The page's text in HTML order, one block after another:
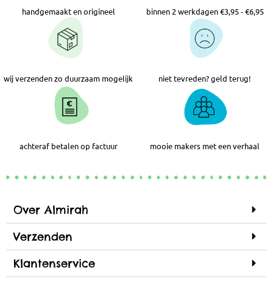
handgemaakt en origineel binnen 2 werkdagen €3,95 - €6,95
wij verzenden zo duurzaam mogelijk niet tevreden? geld terug!
achteraf betalen op factuur mooie makers met een verhaal
Over Almirah
Verzenden
Klantenservice